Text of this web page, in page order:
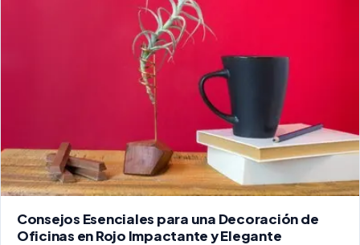
Consejos Esenciales para una Decoración de
Oficinas en Rojo Impactante y Elegante